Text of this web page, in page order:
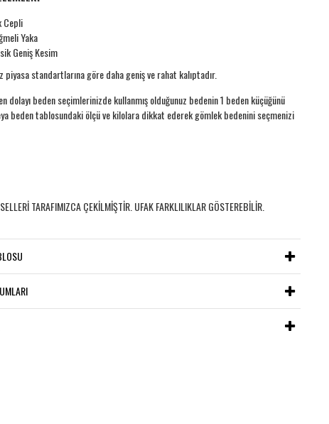
Cepli
Yaka
Geniş Kesim
piyasa standartlarına göre daha geniş ve rahat kalıptadır.
dolayı beden seçimlerinizde kullanmış olduğunuz bedenin 1 beden küçüğünü
beden tablosundaki ölçü ve kilolara dikkat ederek gömlek bedenini seçmenizi
TARAFIMIZCA ÇEKİLMİŞTİR. UFAK FARKLILIKLAR GÖSTEREBİLİR.